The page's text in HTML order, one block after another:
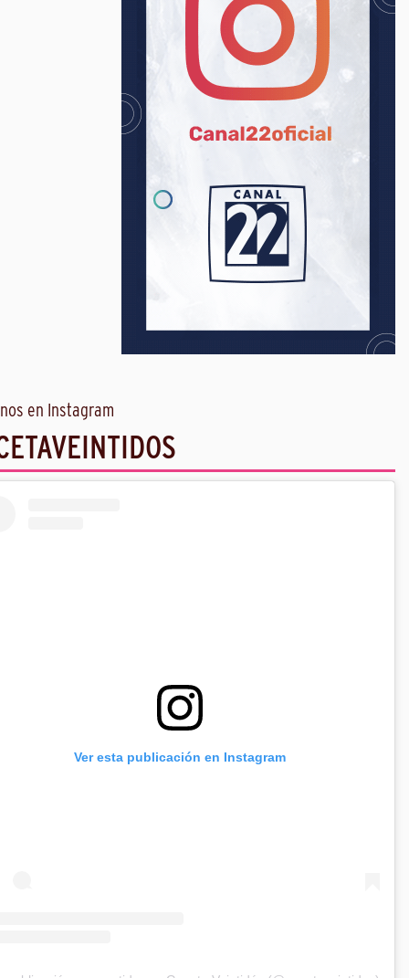
en Instagram
Ver esta publicación en Instagram